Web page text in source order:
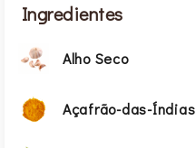
Ingredientes
Alho Seco
Açafrão-das-Índias